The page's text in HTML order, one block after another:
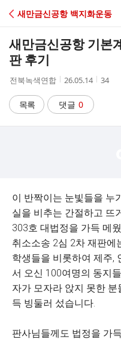
C
새만금신공항 백지화운동
새만금신공항 기본
판 후기
작
자
전북녹색연합
작
시
간
26.05.14
조
34
목록 댓글 0
이 반짝이는 눈빛들을 누
실을 비추는 간절하고 뜨
303호 대법정을 가득 메
취소소송 2심 2차 재판에
학생들을 비롯하여 제주,
서 오신 100여명의 동지
자가 모자라 앉지 못한
득 빙둘러 섰습니다.
판사님들께도 법정을 가